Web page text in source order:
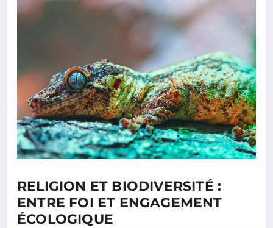
RELIGION ET BIODIVERSITÉ :
ENTRE FOI ET ENGAGEMENT
ÉCOLOGIQUE